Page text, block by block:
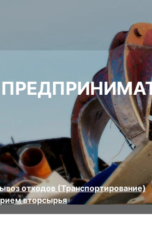
отходов (Транспортирование)
вторсырья